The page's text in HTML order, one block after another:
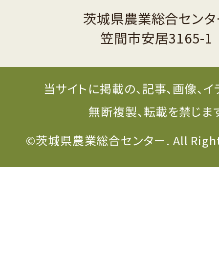
茨城県農業総合セン
笠間市安居3165-1
当サイトに掲載の、記事、画像、
無断複製、転載を禁じま
©茨城県農業総合センター. All